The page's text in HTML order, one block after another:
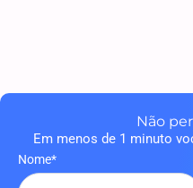
Não
Em menos de 1 minuto
Nome*